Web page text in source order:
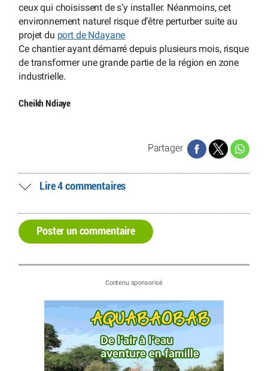
ceux qui choisissent de s’y installer. Néanmoins, cet
environnement naturel risque d’être perturber suite au
projet du port de Ndayane
Ce chantier ayant démarré depuis plusieurs mois, risque
de transformer une grande partie de la région en zone
industrielle.
Cheikh Ndiaye
Partager
Lire 4 commentaires
Poster un commentaire